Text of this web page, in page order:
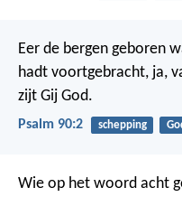
Eer de bergen geboren
hadt voortgebracht, ja,
zijt Gij God.
Psalm 90:2 schepping
Wie op het woord acht